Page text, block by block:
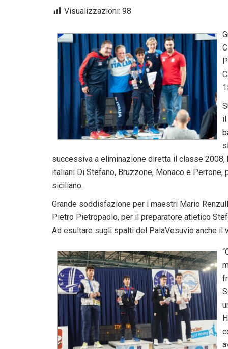
Visualizzazioni: 98
successiva a eliminazione diretta il classe 2008,
italiani Di Stefano, Bruzzone, Monaco e
siciliano.
Grande soddisfazione per i maestri Mario
Pietro Pietropaolo, per il preparatore atletico
Ad esultare sugli spalti del PalaVesuvio anche il